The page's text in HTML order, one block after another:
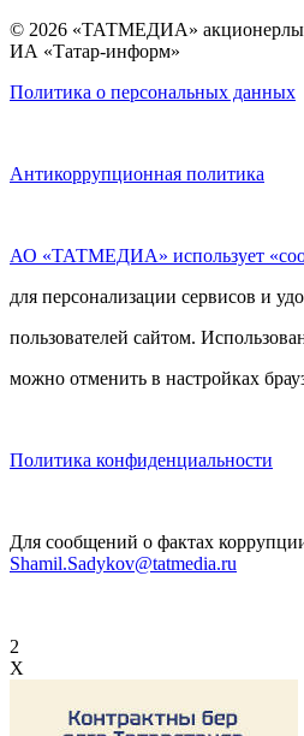
© 2026 «ТАТМЕДИА»
ИА «Татар-информ»
Политика о персональных данных
Антикоррупционная политика
АО «ТАТМЕДИА» использует
для персонализации сервисов и
пользователей сайтом.
можно отменить в настройках
Политика конфиденциальности
Для сообщений о фактах
Shamil.Sadykov@tatmedia.ru
2
X